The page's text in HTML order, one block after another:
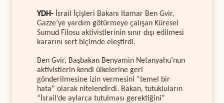
YDH- İsrail İçişleri Bakanı Itamar Ben Gvir,
Gazze’ye yardım götürmeye çalışan Küresel
Sumud Filosu aktivistlerinin sınır dışı edilmesi
kararını sert biçimde eleştirdi.
Ben Gvir, Başbakan Benyamin Netanyahu’nun
aktivistlerin kendi ülkelerine geri
gönderilmesine izin vermesini “temel bir
hata” olarak nitelendirdi. Bakan, tutukluların
“İsrail’de aylarca tutulması gerektiğini”